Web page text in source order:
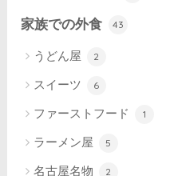
家族での外食 43
うどん屋 2
スイーツ 6
ファーストフード 1
ラーメン屋 5
名古屋名物 2